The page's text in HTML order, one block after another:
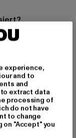
umgeht, findest Du
jederzeit kostenfei
experience,
and to
and
extract data
processing of
do not have
to change
"Accept" you